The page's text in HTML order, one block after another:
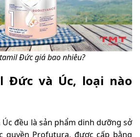
Đức giá bao nhiêu?
Đức và Úc, loại nào
đều là sản phẩm dinh dưỡng sở
quyền Profutura, được cấp bằng